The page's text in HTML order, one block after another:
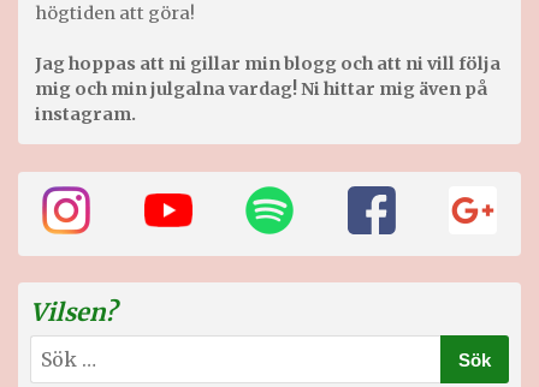
högtiden att göra!
Jag hoppas att ni gillar min blogg och att ni vill följa
mig och min julgalna vardag! Ni hittar mig även på
instagram.
Vilsen?
Sök
efter: